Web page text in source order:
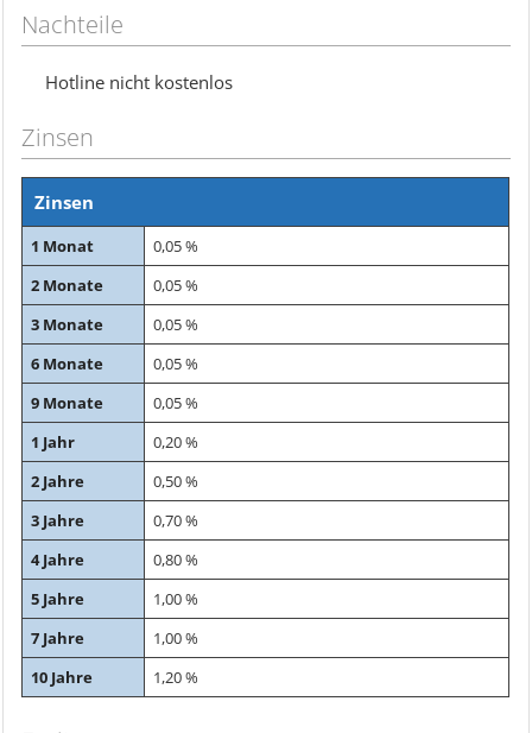
Nachteile
Hotline nicht kostenlos
Zinsen
Zinsen
1 Monat
0,05 %
2 Monate
0,05 %
3 Monate
0,05 %
6 Monate
0,05 %
9 Monate
0,05 %
1 Jahr
0,20 %
2 Jahre
0,50 %
3 Jahre
0,70 %
4 Jahre
0,80 %
5 Jahre
1,00 %
7 Jahre
1,00 %
10 Jahre
1,20 %